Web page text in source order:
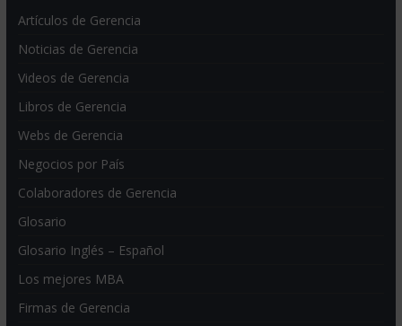
Artículos de Gerencia
Noticias de Gerencia
Videos de Gerencia
Libros de Gerencia
Webs de Gerencia
Negocios por País
Colaboradores de Gerencia
Glosario
Glosario Inglés – Español
Los mejores MBA
Firmas de Gerencia